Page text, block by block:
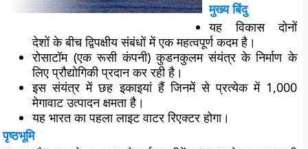
मुख्य बिंदु
यह विकास दोनों
देशों के बीच द्विपक्षीय संबंधों में एक महत्वपूर्ण कदम है।
रोसाटॉम (एक रूसी कंपनी) कुडनकुलम संयंत्र के निर्माण के
लिए प्रौद्योगिकी प्रदान कर रही है।
इस संयंत्र में छह इकाइयां हैं जिनमें से प्रत्येक में 1,000
मेगावाट उत्पादन क्षमता है।
यह भारत का पहला लाइट वाटर रिएक्टर होगा।
पृष्ठभूमि